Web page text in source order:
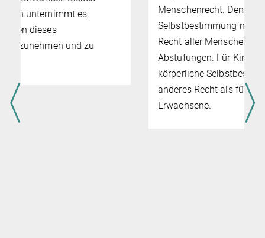
Menschenrecht. Dennoch war körperliche
Selbstbestimmung niemals ein gleiches
Recht aller Menschen, sondern ein Recht mit
Abstufungen. Für Kinder und Betreute ist
körperliche Selbstbestimmung bis heute ein
anderes Recht als für „normale“